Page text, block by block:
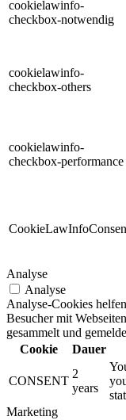
cookielawinfo-
checkbox-notwendig
cookielawinfo-
checkbox-others
cookielawinfo-
checkbox-performance
Analyse
Analyse
Analyse-Cookies
Besucher mit
gesammelt und
Cookie
Dauer
CONSENT
2
years
Marketing